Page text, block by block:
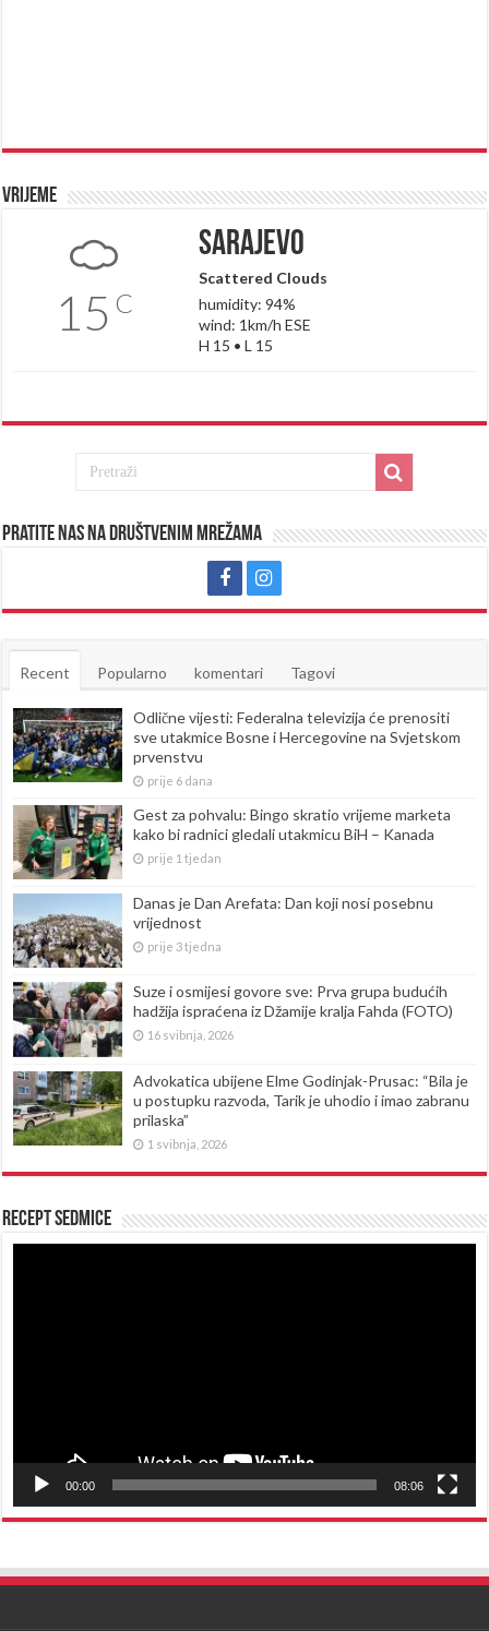
Vrijeme
15 C
Sarajevo
Scattered Clouds
humidity: 94%
wind: 1km/h ESE
H 15 • L 15
Pratite nas na društvenim mrežama
Recent Popularno komentari Tagovi
Odlične vijesti: Federalna televizija će prenositi
sve utakmice Bosne i Hercegovine na Svjetskom
prvenstvu
prije 6 dana
Gest za pohvalu: Bingo skratio vrijeme marketa
kako bi radnici gledali utakmicu BiH – Kanada
prije 1 tjedan
Danas je Dan Arefata: Dan koji nosi posebnu
vrijednost
prije 3 tjedna
Suze i osmijesi govore sve: Prva grupa budućih
hadžija ispraćena iz Džamije kralja Fahda (FOTO)
16 svibnja, 2026
Advokatica ubijene Elme Godinjak-Prusac: “Bila je
u postupku razvoda, Tarik je uhodio i imao zabranu
prilaska”
1 svibnja, 2026
Recept sedmice
00:00 08:06